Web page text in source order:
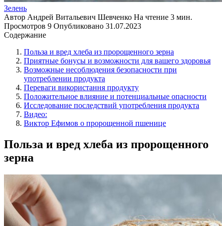
Зелень
Автор Андрей Витальевич Шевченко На чтение 3 мин.
Просмотров 9 Опубликовано 31.07.2023
Содержание
Польза и вред хлеба из пророщенного зерна
Приятные бонусы и возможности для вашего здоровья
Возможные несоблюдения безопасности при
употреблении продукта
Переваги використання продукту
Положительное влияние и потенциальные опасности
Исследование последствий употребления продукта
Видео:
Виктор Ефимов о пророщенной пшенице
Польза и вред хлеба из пророщенного
зерна